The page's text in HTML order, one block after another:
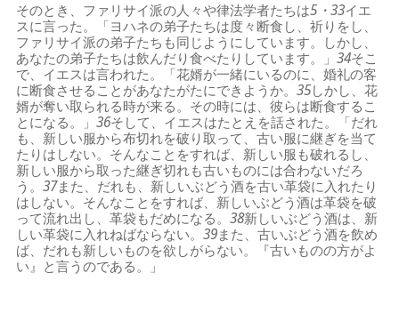
そのとき、ファリサイ派の人々や律法学者たちは5・33イエ
スに言った。「ヨハネの弟子たちは度々断食し、祈りをし、
ファリサイ派の弟子たちも同じようにしています。しかし、
あなたの弟子たちは飲んだり食べたりしています。」34そこ
で、イエスは言われた。「花婿が一緒にいるのに、婚礼の客
に断食させることがあなたがたにできようか。35しかし、花
婿が奪い取られる時が来る。その時には、彼らは断食するこ
とになる。」36そして、イエスはたとえを話された。「だれ
も、新しい服から布切れを破り取って、古い服に継ぎを当て
たりはしない。そんなことをすれば、新しい服も破れるし、
新しい服から取った継ぎ切れも古いものには合わないだろ
う。37また、だれも、新しいぶどう酒を古い革袋に入れたり
はしない。そんなことをすれば、新しいぶどう酒は革袋を破
って流れ出し、革袋もだめになる。38新しいぶどう酒は、新
しい革袋に入れねばならない。39また、古いぶどう酒を飲め
ば、だれも新しいものを欲しがらない。『古いものの方がよ
い』と言うのである。」